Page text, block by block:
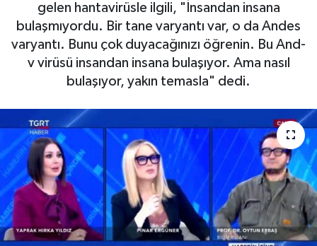
gelen hantavirüsle ilgili, "İnsandan insana
bulaşmıyordu. Bir tane varyantı var, o da Andes
varyantı. Bunu çok duyacağınızı öğrenin. Bu And-
v virüsü insandan insana bulaşıyor. Ama nasıl
bulaşıyor, yakın temasla" dedi.
Resmi İlanlar
Sağlık
Siyaset
Spor
Teknoloji
Yaşam